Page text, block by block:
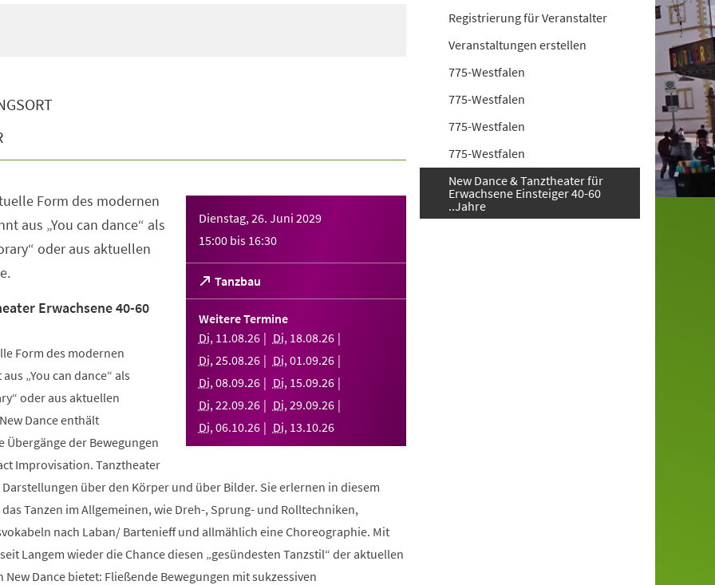
Dienstag, 26. Juni 2029
15:00 bis 16:30
Tanzbau
(Öffnet
in
einem
neuen
Tab)
Weitere Termine
Di, 11.08.26 Di, 18.08.26
Di,25.08.26 Di,01.09.26
Di,08.09.26 Di, 15.09.26
Di,22.09.26 Di,29.09.26
Di,06.10.26 Di, 13.10.26
Form des modernen
aus „You can dance“ als
oder aus aktuellen
Erwachsene 40-60
Form des modernen
„You can dance“ als
oder aus aktuellen
Dance enthält
der Bewegungen
Improvisation. Tanztheater
über den Körper und über Bilder. Sie erlernen in diesem
Tanzen im Allgemeinen, wie Dreh-, Sprung- und Rolltechniken,
nach Laban/ Bartenieff und allmählich eine Choreographie. Mit
Langem wieder die Chance diesen „gesündesten Tanzstil“ der aktuellen
New Dance bietet: Fließende Bewegungen mit sukzessiven
Registrierung für Veranstalter
Veranstaltungen erstellen
775-Westfalen
775-Westfalen
775-Westfalen
775-Westfalen
New Dance & Tanztheater für
Erwachsene Einsteiger 40-60
..Jahre